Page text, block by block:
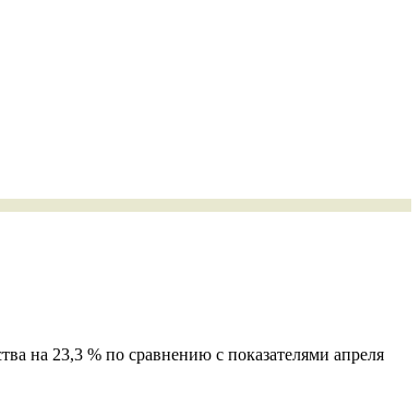
на 23,3 % по сравнению с показателями апреля